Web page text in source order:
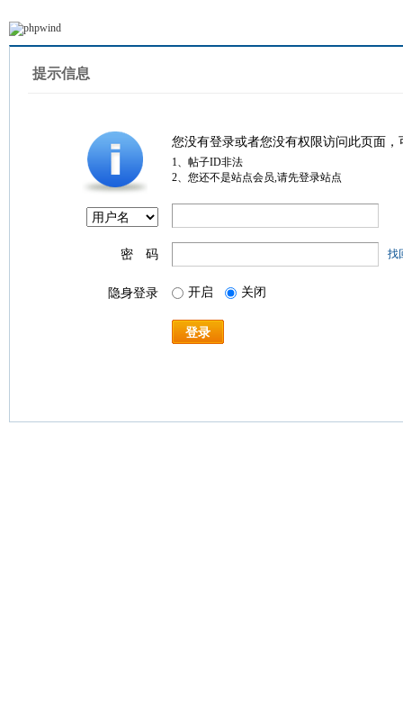
提示信息
您没有登录或者您没有权限访问此页面
1、帖子ID非法
2、您还不是站点会员,请先登录站点
密 码 找
隐身登录 开启 关闭
登录